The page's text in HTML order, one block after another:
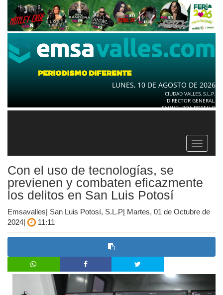
LUNES, 10 DE AGOSTO DE 2026
CIUDAD VALLES, S.L.P.
DIRECTOR GENERAL.
SAMUEL ROA BOTELLO
Toggle
Con el uso de tecnologías, se
previenen y combaten eficazmente
los delitos en San Luis Potosí
Emsavalles| San Luis Potosí, S.L.P| Martes, 01 de Octubre de
2024|
11:11